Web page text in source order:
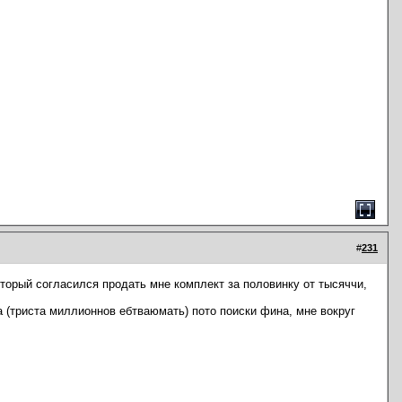
#231
согласился продать мне комплект за половинку от тысяччи,
миллионнов ебтваюмать) пото поиски фина, мне вокруг